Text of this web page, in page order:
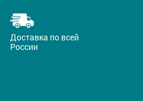
Доставка по всей
России